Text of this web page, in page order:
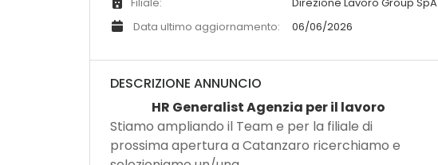
Data ultimo aggiornamento:
06/06/2026
DESCRIZIONE ANNUNCIO
HR Generalist Agenzia per il lavoro
Stiamo ampliando il Team e per la filiale di
prossima apertura a Catanzaro ricerchiamo e